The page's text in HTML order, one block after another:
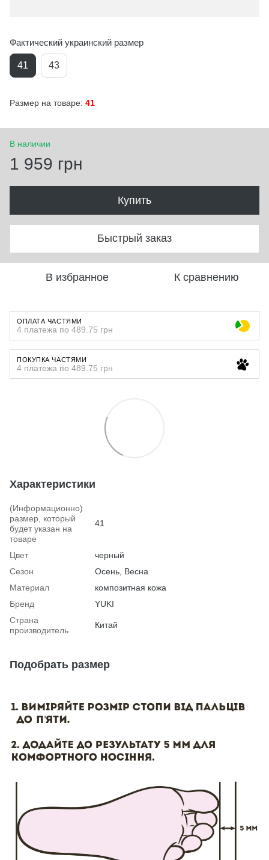
Фактический украинский размер
41 43
Размер на товаре: 41
В наличии
1 959 грн
Купить
Быстрый заказ
В избранное К сравнению
ОПЛАТА ЧАСТЯМИ
4 платежа по 489.75 грн
ПОКУПКА ЧАСТЯМИ
4 платежа по 489.75 грн
Характеристики
(Информационно)
размер, который
будет указан на
товаре
41
Цвет
черный
Сезон
Осень, Весна
Материал
композитная кожа
Бренд
YUKI
Страна
производитель
Китай
Подобрать размер